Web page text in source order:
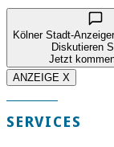
Kölner Stadt-
Diskutieren
Jetzt
ANZEIGE X
SERVICES